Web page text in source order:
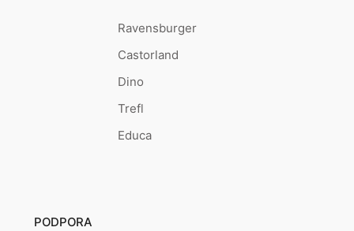
Ravensburger
Castorland
Dino
Trefl
Educa
PODPORA